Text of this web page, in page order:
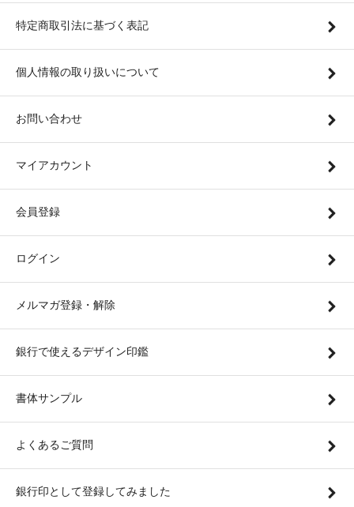
特定商取引法に基づく表記
個人情報の取り扱いについて
お問い合わせ
マイアカウント
会員登録
ログイン
メルマガ登録・解除
銀行で使えるデザイン印鑑
書体サンプル
よくあるご質問
銀行印として登録してみました